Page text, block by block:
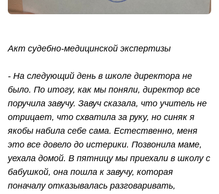
Акт судебно-медицинской экспертизы
- На следующий день в школе директора не
было. По итогу, как мы поняли, директор все
поручила завучу. Завуч сказала, что учитель не
отрицает, что схватила за руку, но синяк я
якобы набила себе сама. Естественно, меня
это все довело до истерики. Позвонила маме,
уехала домой. В пятницу мы приехали в школу с
бабушкой, она пошла к завучу, которая
поначалу отказывалась разговаривать,